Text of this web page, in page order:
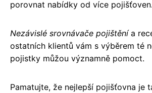
porovnat nabídky od více pojišťoven.
Nezávislé srovnávače pojištěnía
ostatních klientů vám s výběrem té
pojistky můžou významně pomoct.
Pamatujte, že nejlepší pojišťovna je